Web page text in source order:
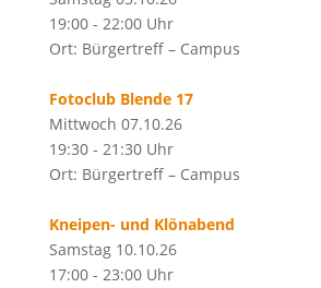
19:00 - 22:00 Uhr
Ort: Bürgertreff – Campus
Fotoclub Blende 17
Mittwoch 07.10.26
19:30 - 21:30 Uhr
Ort: Bürgertreff – Campus
Kneipen- und Klönabend
Samstag 10.10.26
17:00 - 23:00 Uhr